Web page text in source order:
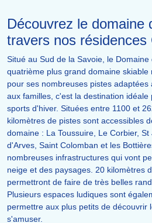
Découvrez le domaine
travers nos résidences
Situé au Sud de la Savoie, le
quatrième plus grand domaine
pour ses nombreuses pistes
aux familles, c'est la destination
sports d'hiver. Situées entre 1100 et
kilomètres de pistes sont accessibles
domaine : La Toussuire, Le Corbier,
d'Arves, Saint Colomban et les
nombreuses infrastructures qui vont
neige et des paysages. 20 kilomètres
permettront de faire de très belles
Plusieurs espaces ludiques sont
permettre aux plus petits de découvrir
s'amuser.